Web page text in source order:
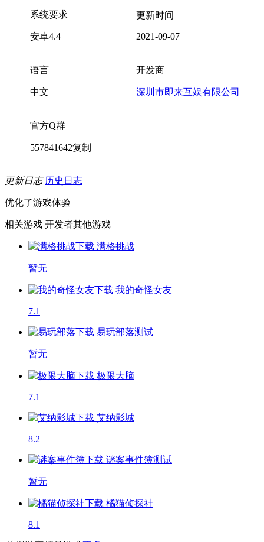
系统要求
安卓4.4
更新时间
2021-09-07
语言
中文
开发商
深圳市即来互娱有限公司
官方Q群
557841642复制
更新日志 历史日志
优化了游戏体验
相关游戏 开发者其他游戏
满格挑战
暂无
我的奇怪女友
7.1
易玩部落测试
暂无
极限大脑
7.1
艾纳影城
8.2
谜案事件簿测试
暂无
橘猫侦探社
8.1